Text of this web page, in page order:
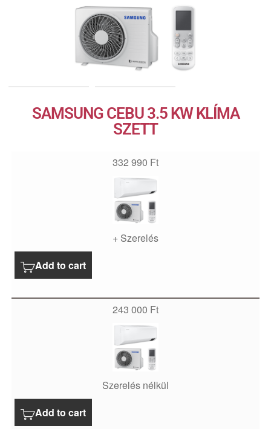
SAMSUNG CEBU 3.5 KW KLÍMA
SZETT
332 990 Ft
+ Szerelés
Add to cart
243 000 Ft
Szerelés nélkül
Add to cart